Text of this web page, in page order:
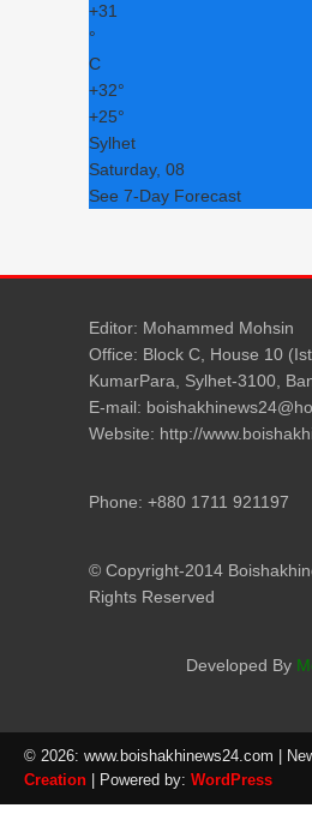
+31
°
C
+32°
+25°
Sylhet
Saturday, 08
See 7-Day Forecast
Editor: Mohammed Mohsin
Office: Block C, House 10
KumarPara, Sylhet-3100,
E-mail:
Website: http://
Phone: +880 1711 921197
© Copyright-2014
Rights Reserved
Developed By
© 2026: www.boishakhinews24.com |
Creation | Powered by: WordPress